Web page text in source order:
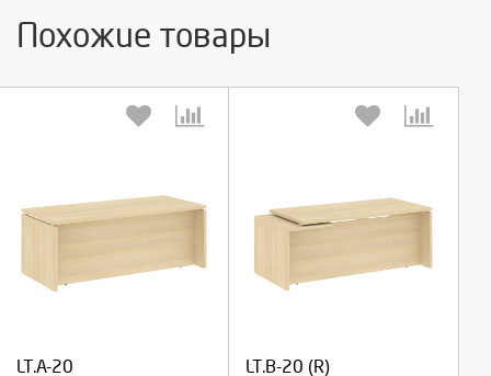
Похожие товары
LT.A-20
Выберите количество:
LT.В-20 (R)
Выберите количество: